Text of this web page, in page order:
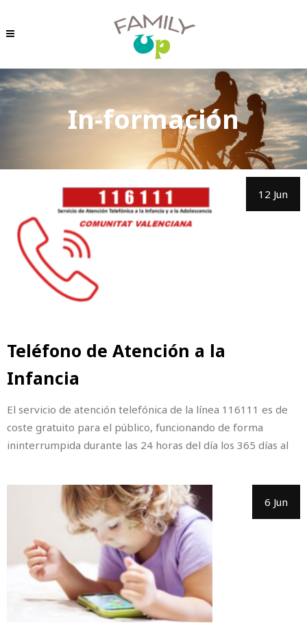
In-formación
12 Jun
Teléfono de Atención a la
Infancia
El servicio de atención telefónica de la línea 116111 es de
coste gratuito para el público, funcionando de forma
ininterrumpida durante las 24 horas del día los 365 días al
6 Jun